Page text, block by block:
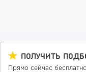
«Прибыль 20 млн в
интернет-магазине...
ПОЛУЧИТЬ
Прямо сейчас